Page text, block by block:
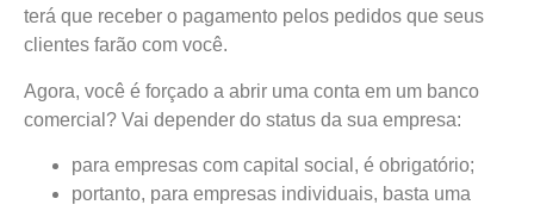
terá que receber o pagamento pelos pedidos que seus
clientes farão com você.
Agora, você é forçado a abrir uma conta em um banco
comercial? Vai depender do status da sua empresa:
para empresas com capital social, é obrigatório;
portanto, para empresas individuais, basta uma